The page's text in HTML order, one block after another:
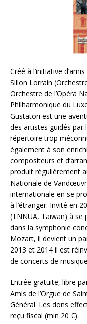
Créé à l’initiative
Sillon Lorrain
Orchestre de l’Opéra
Philharmonique du
Gustatori est une
des artistes guidés par
répertoire trop
également à son
compositeurs et
produit régulièrement
Nationale de
internationale en se
à l’étranger. Invité en
(TNNUA, Taiwan) à se
dans la symphonie
Mozart, il devient un
2013 et 2014 il est
de concerts de
Entrée gratuite, libre
Amis de l’Orgue de
Général. Les dons
reçu fiscal (min 20 €).